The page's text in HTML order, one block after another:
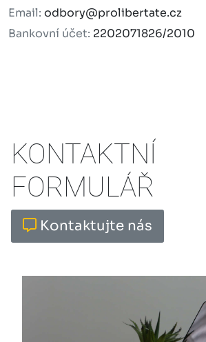
Email: odbory@prolibertate.cz
Bankovní účet: 2202071826/2010
KONTAKTNÍ
FORMULÁŘ
Kontaktujte nás